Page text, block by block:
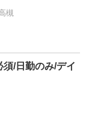
槻
須/日勤のみ/デイ